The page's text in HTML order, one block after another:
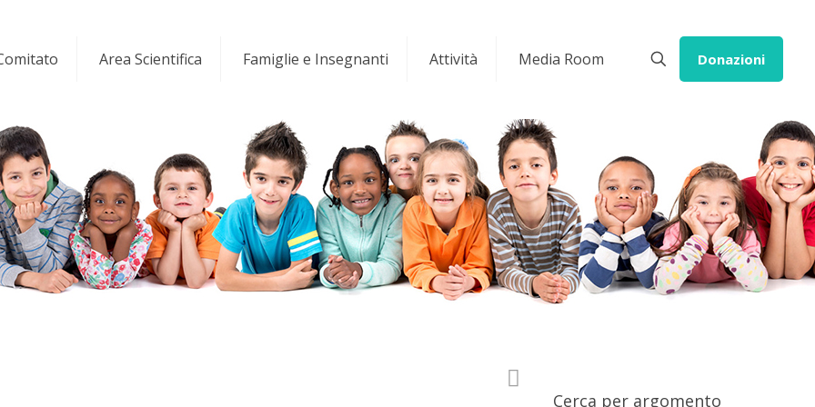
Area Scientifica Famiglie e Insegnanti Attività Media Room Donazioni
Cerca per argomento